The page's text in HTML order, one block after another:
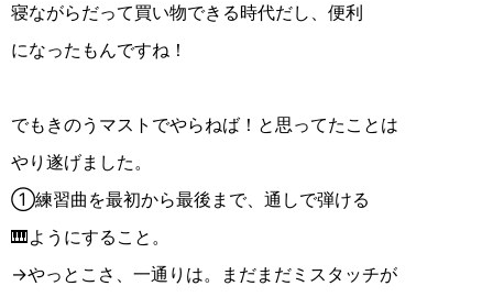
寝ながらだって買い物できる時代だし、便利
になったもんですね！
でもきのうマストでやらねば！と思ってたことは
やり遂げました。
①練習曲を最初から最後まで、通しで弾ける
🎹ようにすること。
→やっとこさ、一通りは。まだまだミスタッチが